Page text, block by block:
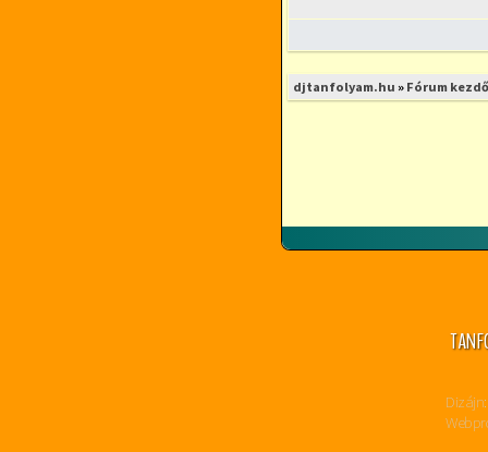
djtanfolyam.hu » Fórum